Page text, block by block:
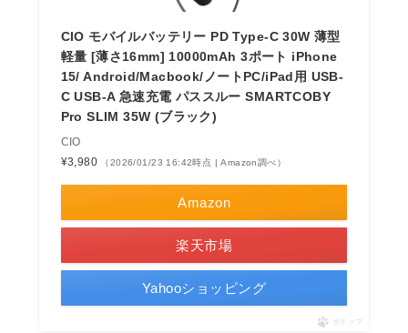
CIO モバイルバッテリー PD Type-C 30W 薄型
軽量 [薄さ16mm] 10000mAh 3ポート iPhone
15/ Android/Macbook/ノートPC/iPad用 USB-
C USB-A 急速充電 パススルー SMARTCOBY
Pro SLIM 35W (ブラック)
CIO
¥3,980
（2026/01/23 16:42時点 | Amazon調べ）
Amazon
楽天市場
Yahooショッピング
ポチップ